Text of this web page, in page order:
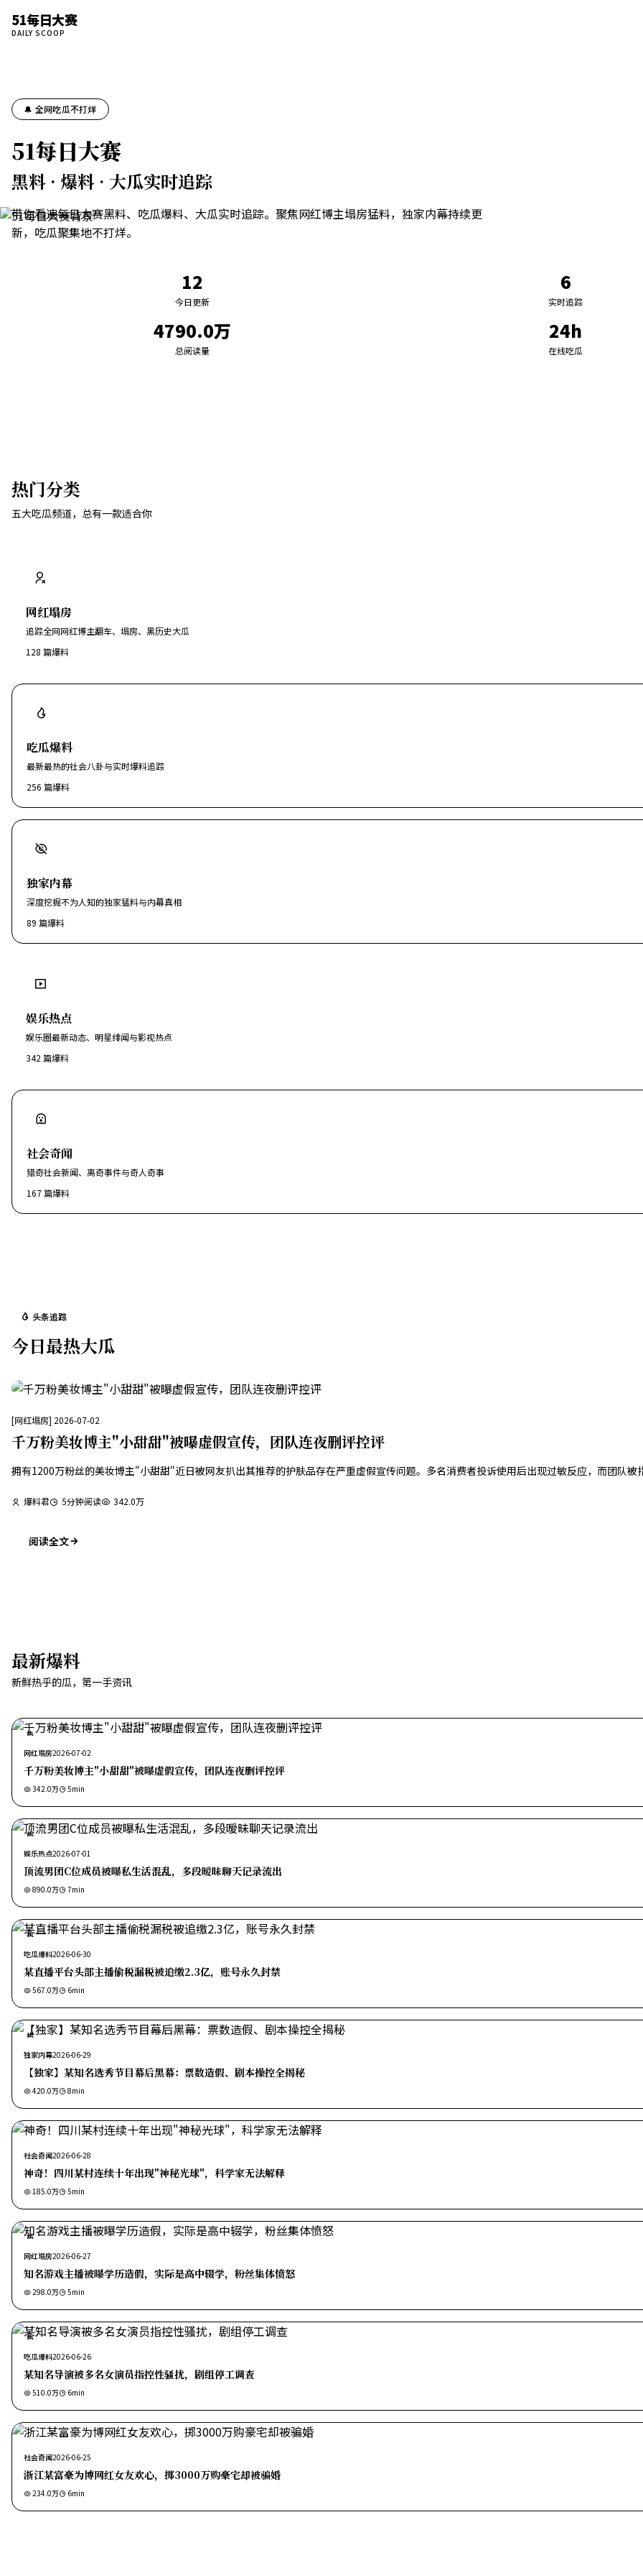
51每日大赛
DAILY SCOOP
🔔 全网吃瓜不打烊
51每日大赛
黑料 · 爆料 · 大瓜实时追踪
带你看遍每日大赛黑料、吃瓜爆料、大瓜实时追踪。聚焦网红博主塌房猛料，独家内幕持续更
新，吃瓜聚集地不打烊。
12
今日更新
6
实时追踪
4790.0万
总阅读量
24h
在线吃瓜
热门分类
五大吃瓜频道，总有一款适合你
网红塌房
追踪全网网红博主翻车、塌房、黑历史大瓜
128 篇爆料
吃瓜爆料
最新最热的社会八卦与实时爆料追踪
256 篇爆料
独家内幕
深度挖掘不为人知的独家猛料与内幕真相
89 篇爆料
娱乐热点
娱乐圈最新动态、明星绯闻与影视热点
342 篇爆料
社会奇闻
猎奇社会新闻、离奇事件与奇人奇事
167篇爆料
头条追踪
今日最热大瓜
[网红塌房] 2026-07-02
千万粉美妆博主"小甜甜"被曝虚假宣传，团队连夜删评控评
拥有1200万粉丝的美妆博主"小甜甜"近日被网友扒出其推荐的护肤品存在严重虚假宣传问题。多名消费者投诉使用后出现过敏反应，而团队被
爆料君 5分钟阅读 342.0万
阅读全文
最新爆料
新鲜热乎的瓜，第一手资讯
热
网红塌房2026-07-02
千万粉美妆博主"小甜甜"被曝虚假宣传，团队连夜删评控评
342.0万 5min
热
娱乐热点2026-07-01
顶流男团C位成员被曝私生活混乱，多段暧昧聊天记录流出
890.0万 7min
热
吃瓜爆料2026-06-30
某直播平台头部主播偷税漏税被追缴2.3亿，账号永久封禁
567.0万 6min
热
独家内幕2026-06-29
【独家】某知名选秀节目幕后黑幕：票数造假、剧本操控全揭秘
420.0万 8min
社会奇闻2026-06-28
神奇！四川某村连续十年出现"神秘光球"，科学家无法解释
185.0万 5min
热
网红塌房2026-06-27
知名游戏主播被曝学历造假，实际是高中辍学，粉丝集体愤怒
298.0万 5min
热
吃瓜爆料2026-06-26
某知名导演被多名女演员指控性骚扰，剧组停工调查
510.0万 6min
社会奇闻2026-06-25
浙江某富豪为博网红女友欢心，掷3000万购豪宅却被骗婚
234.0万 6min